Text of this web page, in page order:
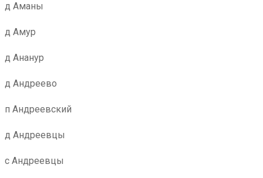
д Аманы
д Амур
д Ананур
д Андреево
п Андреевский
д Андреевцы
с Андреевцы